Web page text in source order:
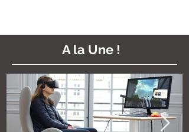
A la Une !